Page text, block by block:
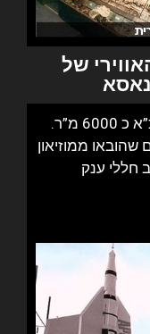
של
נאסא
1972, 1974 שתי תערוכות ענק – כ”א כ 6000 מ”ר.
שהובאו ממוזיאון
חללי ענק